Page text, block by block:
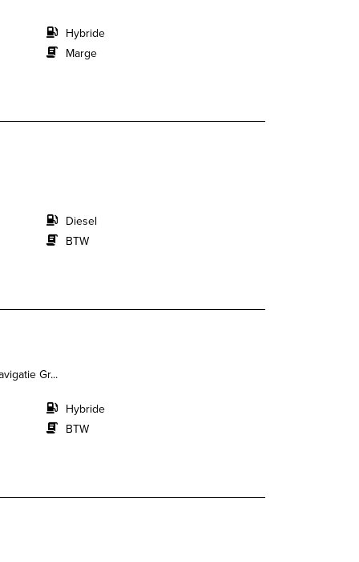
Hybride
Marge
Diesel
BTW
Gr...
Hybride
BTW